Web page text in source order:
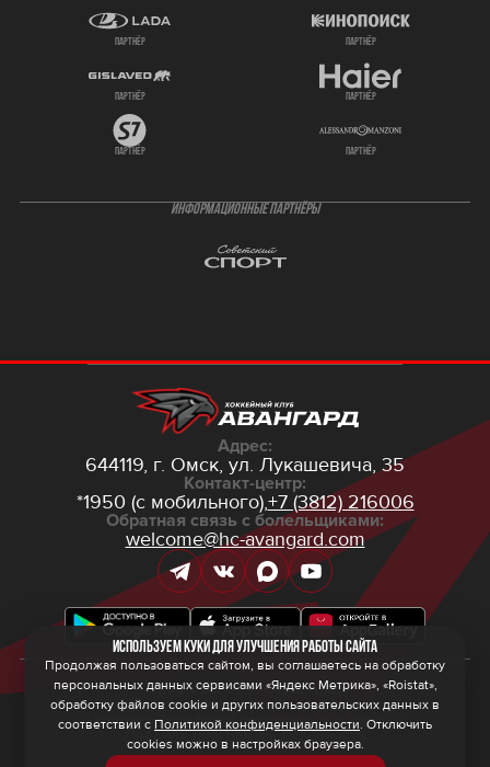
партнёр партнёр
партнёр партнёр
партнёр партнёр
ИНФОРМАЦИОННЫЕ ПАРТНЁРЫ
Адрес:
644119, г. Омск, ул. Лукашевича, 35
Контакт-центр:
*1950 (с мобильного),+7 (3812) 216006
Обратная связь с болельщиками:
welcome@hc-avangard.com
© 2026 ООО ХК «Авангард»
Политика конфиденциальности
Политика обработки персональных данных
Правила программы лояльности
Используем куки для улучшения работы сайта
Продолжая пользоваться сайтом, вы соглашаетесь на обработку
персональных данных сервисами «Яндекс Метрика», «Roistat»,
обработку файлов cookie и других пользовательских данных в
соответствии с Политикой конфиденциальности. Отключить
cookies можно в настройках браузера.